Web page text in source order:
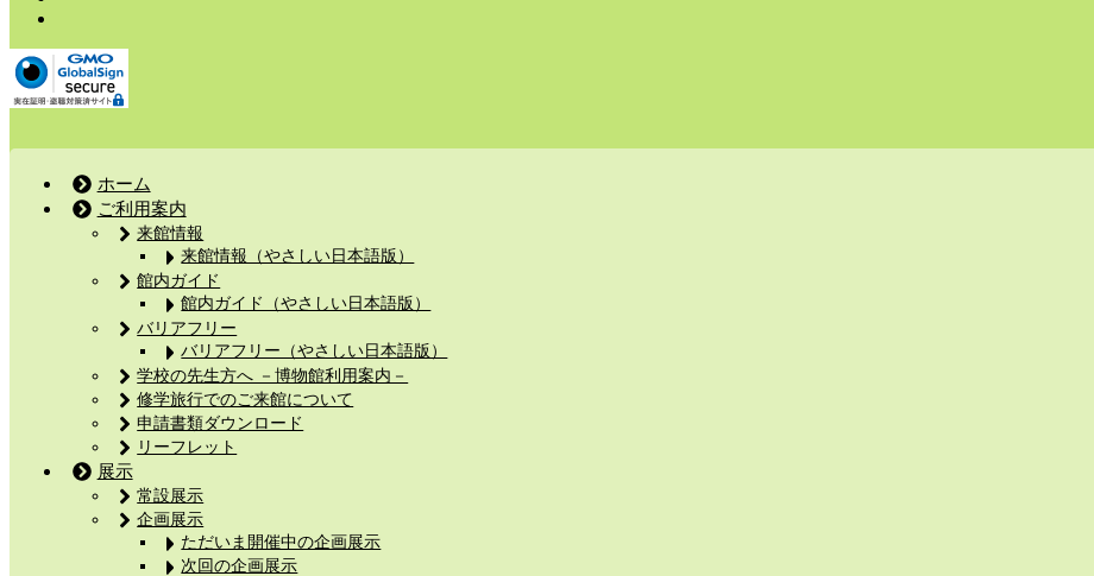
ホーム
ご利用案内
来館情報
来館情報（やさしい日本語版）
館内ガイド
館内ガイド（やさしい日本語版）
バリアフリー
バリアフリー（やさしい日本語版）
学校の先生方へ －博物館利用案内－
修学旅行でのご来館について
申請書類ダウンロード
リーフレット
展示
常設展示
企画展示
ただいま開催中の企画展示
次回の企画展示